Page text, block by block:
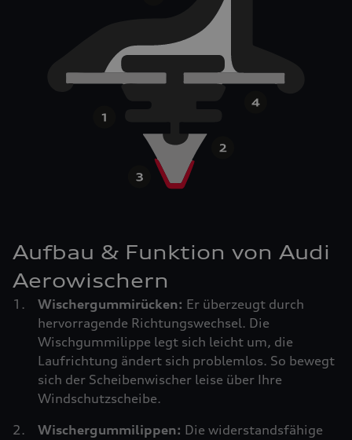
Aufbau & Funktion von Audi
Aerowischern
Wischergummirücken: Er überzeugt durch
hervorragende Richtungswechsel. Die
Wischgummilippe legt sich leicht um, die
Laufrichtung ändert sich problemlos. So bewegt
sich der Scheibenwischer leise über Ihre
Windschutzscheibe.
Wischergummilippen: Die widerstandsfähige